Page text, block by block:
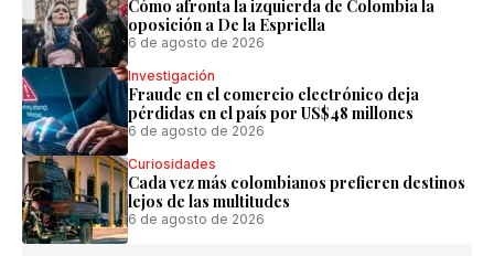
Cómo afronta la izquierda de Colombia la
oposición a De la Espriella
6 de agosto de 2026
Investigación
Fraude en el comercio electrónico deja
pérdidas en el país por US$48 millones
6 de agosto de 2026
Curiosidades
Cada vez más colombianos prefieren destinos
lejos de las multitudes
6 de agosto de 2026